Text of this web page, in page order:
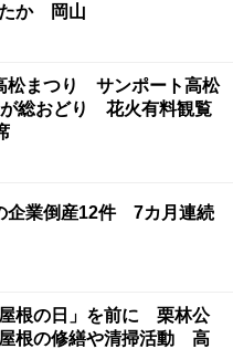
か 岡山
松まつり サンポート高松
総おどり 花火有料観覧
企業倒産12件 7カ月連続
根の日」を前に 栗林公
根の修繕や清掃活動 高